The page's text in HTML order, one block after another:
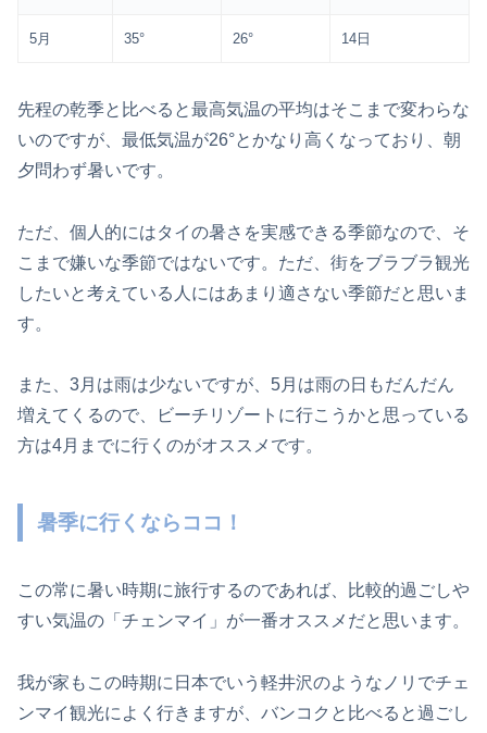
5月 35° 26° 14日
先程の乾季と比べると最高気温の平均はそこまで変わらな
いのですが、最低気温が26°とかなり高くなっており、朝
夕問わず暑いです。
ただ、個人的にはタイの暑さを実感できる季節なので、そ
こまで嫌いな季節ではないです。ただ、街をブラブラ観光
したいと考えている人にはあまり適さない季節だと思いま
す。
また、3月は雨は少ないですが、5月は雨の日もだんだん
増えてくるので、ビーチリゾートに行こうかと思っている
方は4月までに行くのがオススメです。
暑季に行くならココ！
この常に暑い時期に旅行するのであれば、比較的過ごしや
すい気温の「チェンマイ」が一番オススメだと思います。
我が家もこの時期に日本でいう軽井沢のようなノリでチェ
ンマイ観光によく行きますが、バンコクと比べると過ごし